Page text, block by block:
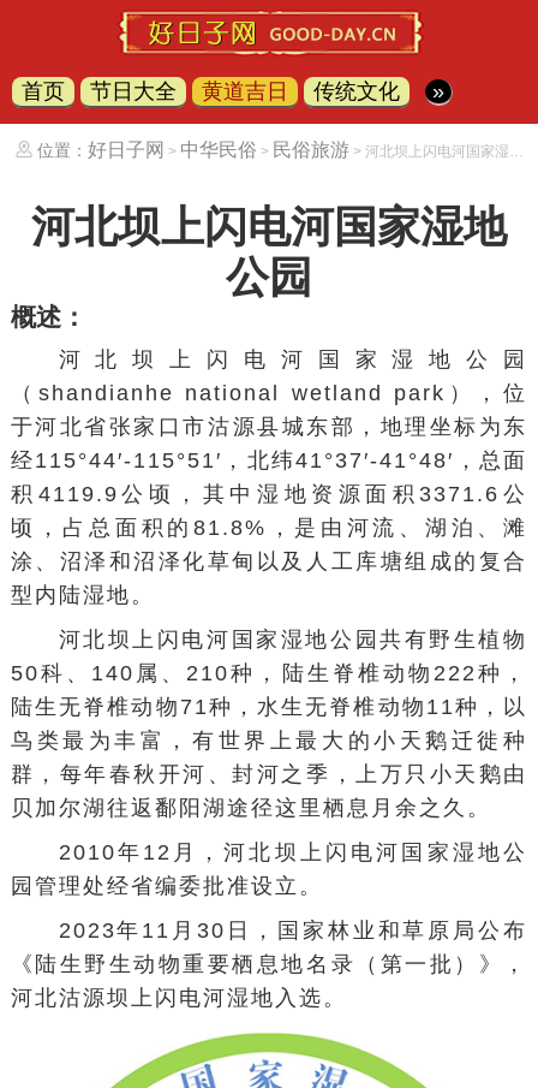
首页 节日大全 黄道吉日 传统文化 »
位置： 好日子网 > 中华民俗 > 民俗旅游> 河北坝上闪电河国家湿地公园
河北坝上闪电河国家湿地
公园
概述：
河北坝上闪电河国家湿地公园
（shandianhe national wetland park），位
于河北省张家口市沽源县城东部，地理坐标为东
经115°44′-115°51′，北纬41°37′-41°48′，总面
积4119.9公顷，其中湿地资源面积3371.6公
顷，占总面积的81.8%，是由河流、湖泊、滩
涂、沼泽和沼泽化草甸以及人工库塘组成的复合
型内陆湿地。
河北坝上闪电河国家湿地公园共有野生植物
50科、140属、210种，陆生脊椎动物222种，
陆生无脊椎动物71种，水生无脊椎动物11种，以
鸟类最为丰富，有世界上最大的小天鹅迁徙种
群，每年春秋开河、封河之季，上万只小天鹅由
贝加尔湖 往返 鄱阳湖 途径这里栖息月余之久。
2010年12月，河北坝上闪电河国家湿地公
园管理处经省编委批准设立。
2023年11月30日，国家林业和草原局公布
《陆生野生动物重要栖息地名录（第一批）》，
河北沽源坝上闪电河湿地入选。